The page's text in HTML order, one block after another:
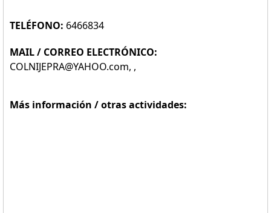
TELÉFONO: 6466834
MAIL / CORREO ELECTRÓNICO:
COLNIJEPRA@YAHOO.com, ,
Más información / otras actividades: